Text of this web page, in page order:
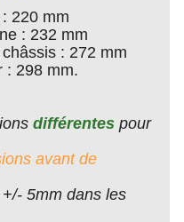
220 mm
: 232 mm
: 272 mm
: 298 mm.
différentes pour
avant de
5mm dans les